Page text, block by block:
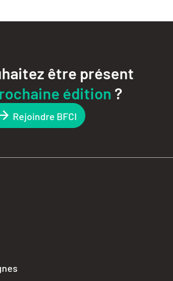
être présent
édition?
Rejoindre BFCI